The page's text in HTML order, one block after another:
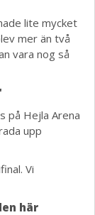
lite mycket
mer än två
vara nog så
på Hejla Arena
upp
Vi
här